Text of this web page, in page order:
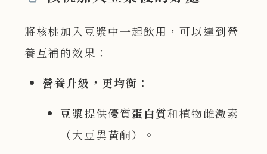
將核桃加入豆漿中一起飲用，可以達到營
養互補的效果：
營養升級，更均衡：
豆漿提供優質蛋白質和植物雌激素
（大豆異黃酮）。